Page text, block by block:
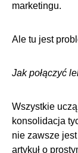
marketingu.
Ale tu jest
Jak połączyć
Wszystkie
konsolidacja
nie zawsze jest
artykuł o